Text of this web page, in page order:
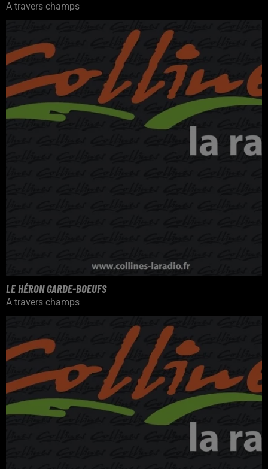
A travers champs
LE HÉRON GARDE-BOEUFS
A travers champs